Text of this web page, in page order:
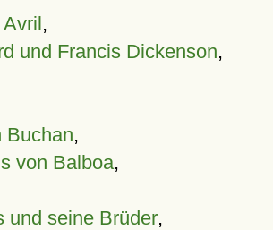
,
und Francis Dickenson,
Buchan,
von Balboa,
und seine Brüder,